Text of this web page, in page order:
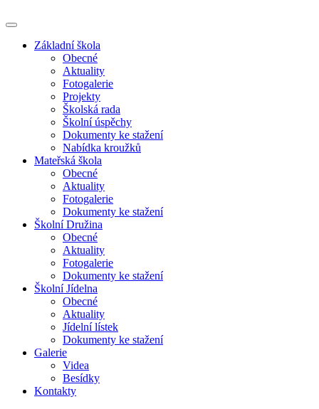
Základníškola
Obecné
Aktuality
Fotogalerie
Projekty
Školská rada
Školní úspěchy
Dokumenty ke stažení
Nabídka kroužků
Mateřská škola
Obecné
Aktuality
Fotogalerie
Dokumenty ke stažení
ŠkolníDružina
Obecné
Aktuality
Fotogalerie
Dokumenty ke stažení
ŠkolníJídelna
Obecné
Aktuality
Jídelní lístek
Dokumenty ke stažení
Galerie
Videa
Besídky
Kontakty